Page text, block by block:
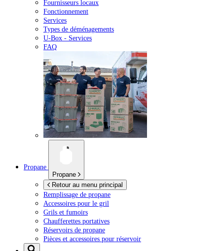
Fournisseurs locaux
Fonctionnement
Services
Types de déménagements
U-Box - Services
FAQ
Propane
Propane
Retour au menu principal
Remplissage de propane
Accessoires pour le gril
Grils et fumoirs
Chaufferettes portatives
Réservoirs de propane
Pièces et accessoires pour réservoir